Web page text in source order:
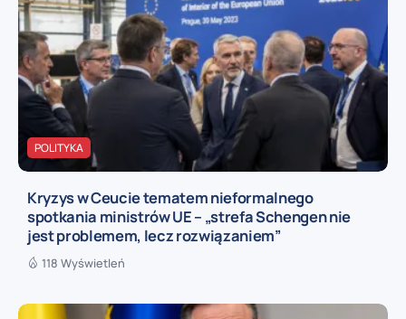
POLITYKA
Kryzys w Ceucie tematem nieformalnego
spotkania ministrów UE – „strefa Schengen nie
jest problemem, lecz rozwiązaniem”
118 Wyświetleń